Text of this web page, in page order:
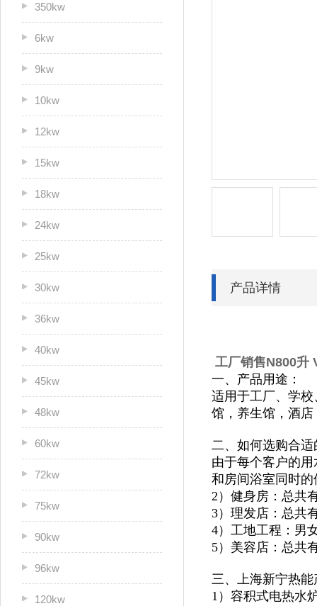
350kw
6kw
9kw
10kw
12kw
15kw
18kw
24kw
25kw
30kw
36kw
40kw
45kw
48kw
60kw
72kw
75kw
90kw
96kw
120kw
产品详情
工厂销售N800升
一、产品用途：
适用于工厂、学
馆， 养生馆，酒
二、如何选购合
由于每个客户的
和房间浴室同时的
2）健身房：总共
3）理发店：总共
4）工地工程：男
5）美容店：总共
三、上海新宁热
1）容积式电热水